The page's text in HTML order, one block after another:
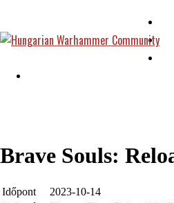
Brave Souls:
Időpont
2023-10-14